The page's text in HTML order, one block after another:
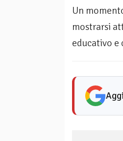
Un
mostrarsi
educativo